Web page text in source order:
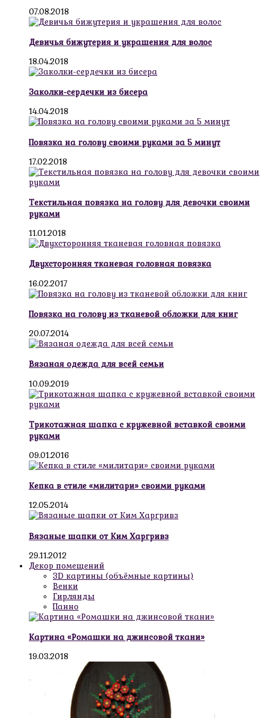
07.08.2018
Девичья бижутерия и украшения для волос
18.04.2018
Заколки-сердечки из бисера
14.04.2018
Повязка на голову своими руками за 5 минут
17.02.2018
Текстильная повязка на голову для девочки своими
руками
11.01.2018
Двухсторонняя тканевая головная повязка
16.02.2017
Повязка на голову из тканевой обложки для книг
20.07.2014
Вязаная одежда для всей семьи
10.09.2019
Трикотажная шапка с кружевной вставкой своими
руками
09.01.2016
Кепка в стиле «милитари» своими руками
12.05.2014
Вязаные шапки от Ким Харгривз
29.11.2012
Декор помещений
3D картины (объёмные картины)
Венки
Гирлянды
Панно
Картина «Ромашки на джинсовой ткани»
19.03.2018